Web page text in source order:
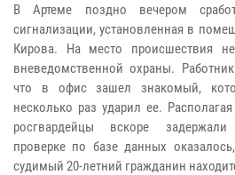
В Артеме поздно вечером
сигнализации, установленная в
Кирова. На место происшествия
вневедомственной охраны.
что в офис зашел знакомый,
несколько раз ударил ее.
росгвардейцы вскоре
проверке по базе данных
судимый 20-летний гражданин